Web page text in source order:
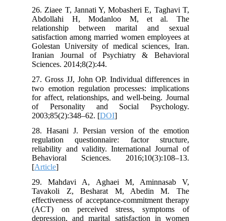
26. Ziaee T, Jannati Y, Mobasheri E, Taghavi T,
Abdollahi H, Modanloo M, et al. The
relationship between marital and sexual
satisfaction among married women employees at
Golestan University of medical sciences, Iran.
Iranian Journal of Psychiatry & Behavioral
Sciences. 2014;8(2):44.
27. Gross JJ, John OP. Individual differences in
two emotion regulation processes: implications
for affect, relationships, and well-being. Journal
of Personality and Social Psychology.
2003;85(2):348–62. [DOI
28. Hasani J. Persian version of the emotion
regulation questionnaire: factor structure,
reliability and validity. International Journal of
Behavioral Sciences. 2016;10(3):108–13.
[Article
29. Mahdavi A, Aghaei M, Aminnasab V,
Tavakoli Z, Besharat M, Abedin M. The
effectiveness of acceptance-commitment therapy
(ACT) on perceived stress, symptoms of
depression, and marital satisfaction in women